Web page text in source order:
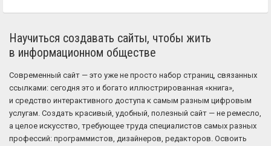
Научиться создавать сайты, чтобы жить
в информационном обществе
Современный сайт — это уже не просто набор страниц, связанных
ссылками: сегодня это и богато иллюстрированная «книга»,
и средство интерактивного доступа к самым разным цифровым
услугам. Создать красивый, удобный, полезный сайт — не ремесло,
а целое искусство, требующее труда специалистов самых разных
профессий: программистов, дизайнеров, редакторов. Освоить